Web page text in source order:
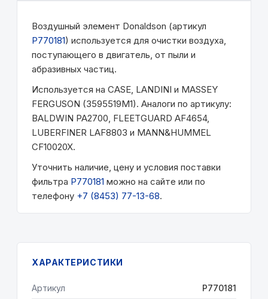
Воздушный элемент Donaldson (артикул
P770181) используется для очистки воздуха,
поступающего в двигатель, от пыли и
абразивных частиц.
Используется на CASE, LANDINI и MASSEY
FERGUSON (3595519M1). Аналоги по артикулу:
BALDWIN PA2700, FLEETGUARD AF4654,
LUBERFINER LAF8803 и MANN&HUMMEL
CF10020X.
Уточнить наличие, цену и условия поставки
фильтра P770181 можно на сайте или по
телефону +7 (8453) 77-13-68.
ХАРАКТЕРИСТИКИ
Артикул P770181